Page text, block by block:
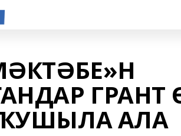
ГРАНТ
АЛА